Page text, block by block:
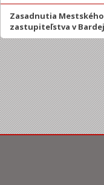
Zasadnutia Mestského
zastupiteľstva v